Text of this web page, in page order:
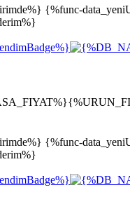
{%func-
{%func-